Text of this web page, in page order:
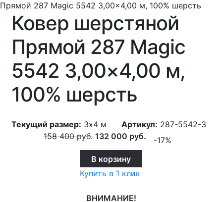
Прямой 287 Magic 5542 3,00x4,00 м, 100% шерсть
Ковер шерстяной
Прямой 287 Magic
5542 3,00×4,00 м,
100% шерсть
Текущий размер: 3x4 м Артикул: 287-5542-3
158 400руб. 132 000 руб.
-17%
В корзину
Купить в 1 клик
ВНИМАНИЕ!